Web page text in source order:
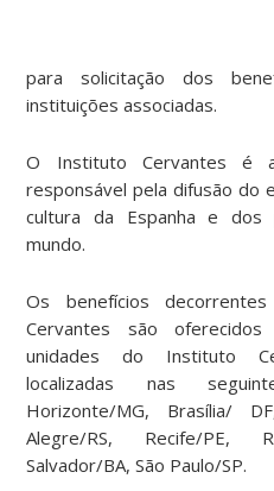
para solicitação dos
instituições associadas.
O Instituto Cervantes é
responsável pela difusão do
cultura da Espanha e dos
mundo.
Os benefícios
Cervantes são
unidades do Instituto
localizadas nas
Horizonte/MG, Brasília/
Alegre/RS, Recife/PE,
Salvador/BA, São Paulo/SP.